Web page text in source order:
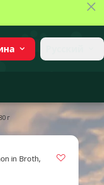
г
Vložit do
in Broth,